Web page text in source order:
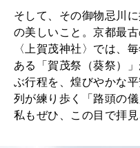
そして、その御物忌川
の美しいこと。京都最
〈上賀茂神社〉では、
ある「賀茂祭（葵祭）
ぶ行程を、煌びやかな
列が練り歩く「路頭の
私もぜひ、この目で拝